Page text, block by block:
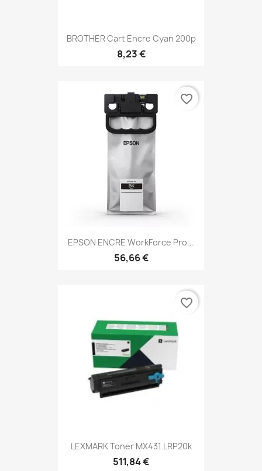
BROTHER Cart Encre Cyan 200p
8,23 €
EPSON ENCRE WorkForce Pro...
56,66 €
favorite_border
LEXMARK Toner MX431 LRP20k
511,84 €
favorite_border